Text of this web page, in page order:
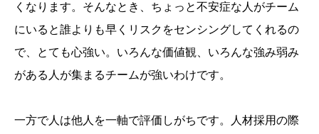
くなります。そんなとき、ちょっと不安症な人がチーム
にいると誰よりも早くリスクをセンシングしてくれるの
で、とても心強い。いろんな価値観、いろんな強み弱み
がある人が集まるチームが強いわけです。
一方で人は他人を一軸で評価しがちです。人材採用の際